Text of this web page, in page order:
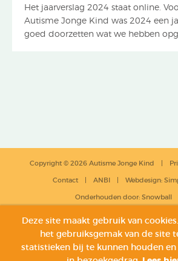
Het jaarverslag 2024 staat online.
Autisme Jonge Kind was 2024 een
goed doorzetten wat we hebben
Copyright © 2026 Autisme Jonge Kind
Contact ANBI Webdesign:
Onderhouden door: Snowball
Deze site maakt gebruik van
het gebruiksgemak van de site
statistieken bij te kunnen houden